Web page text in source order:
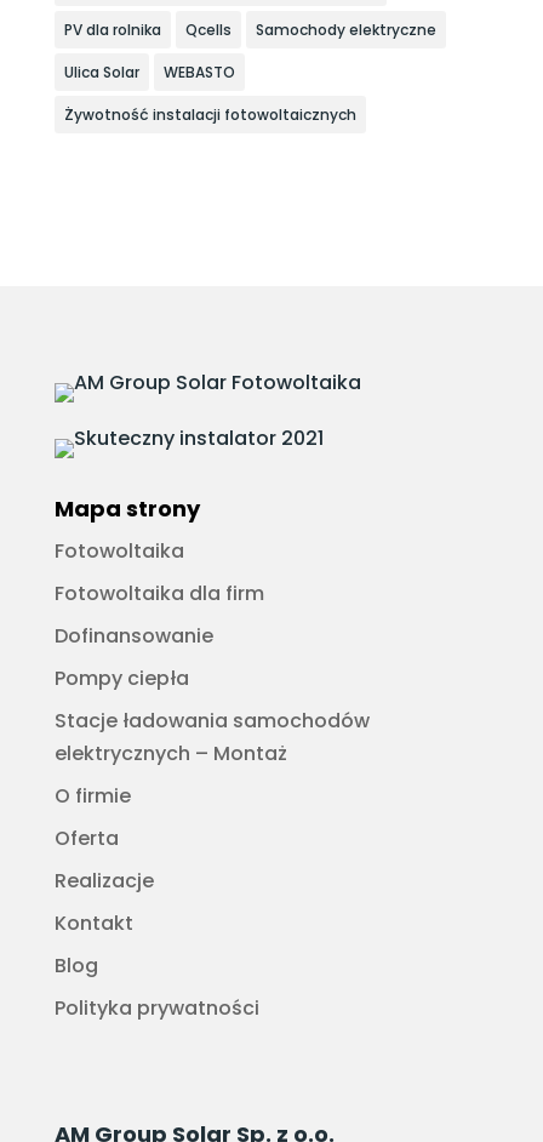
PV dla rolnika Qcells Samochody elektryczne
Ulica Solar WEBASTO
Żywotność instalacji fotowoltaicznych
Mapa strony
Fotowoltaika
Fotowoltaika dla firm
Dofinansowanie
Pompy ciepła
Stacje ładowania samochodów
elektrycznych – Montaż
O firmie
Oferta
Realizacje
Kontakt
Blog
Polityka prywatności
AM Group Solar Sp. z o.o.